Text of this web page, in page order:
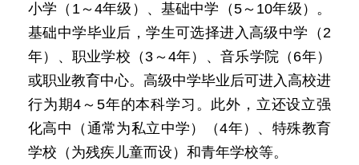
小学（1～4年级）、基础中学（5～10年级）。
基础中学毕业后，学生可选择进入高级中学（2
年）、职业学校（3～4年）、音乐学院（6年）
或职业教育中心。高级中学毕业后可进入高校进
行为期4～5年的本科学习。此外，立还设立强
化高中（通常为私立中学）（4年）、特殊教育
学校（为残疾儿童而设）和青年学校等。